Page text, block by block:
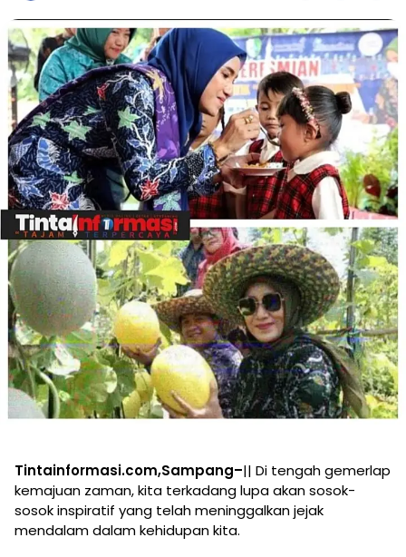
Tintainformasi.com,Sampang–|| Di tengah gemerlap
kemajuan zaman, kita terkadang lupa akan sosok-
sosok inspiratif yang telah meninggalkan jejak
mendalam dalam kehidupan kita.